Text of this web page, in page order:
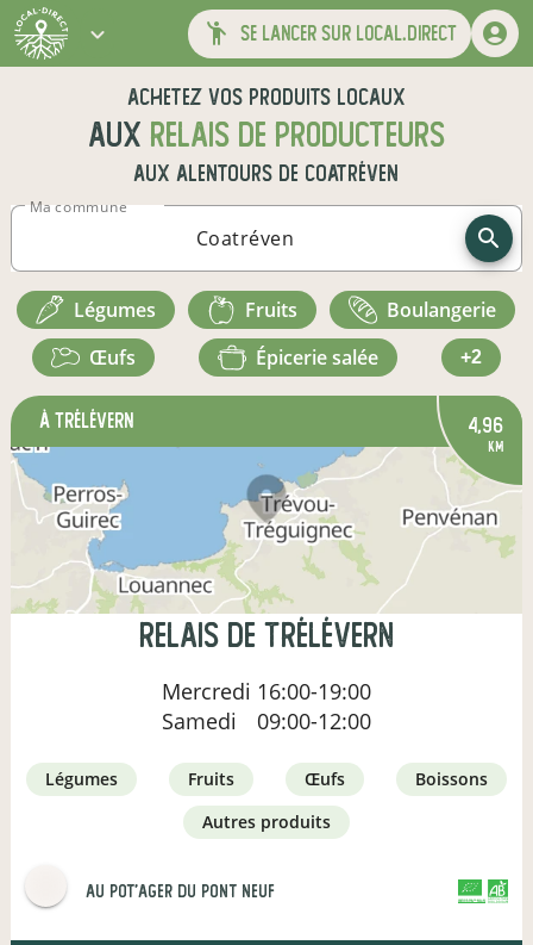
se lancer sur local.direct
Achetez vos produits locaux
aux relais de producteurs
aux alentours de Coatréven
Ma commune
légumes fruits
boulangerie
œufs
épicerie salée +2
à Trélévern 4,96
km
Relais de Trélévern
Mercredi 16:00-19:00
Samedi
09:00-12:00
légumes fruits œufs
boissons
autres produits
Au Pot'ager Du Pont Neuf CERTIFIÉ PAR FR-BIO-01
AGRICULTURE FRANCE